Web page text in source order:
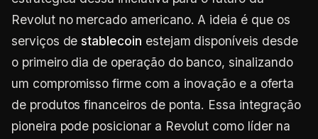
Revolut no mercado americano. A ideia é que os
serviços destablecoin estejam disponíveis desde
o primeiro dia de operação do banco, sinalizando
um compromisso firme com a inovação e a oferta
de produtos financeiros de ponta. Essa integração
pioneira pode posicionar a Revolut como líder na